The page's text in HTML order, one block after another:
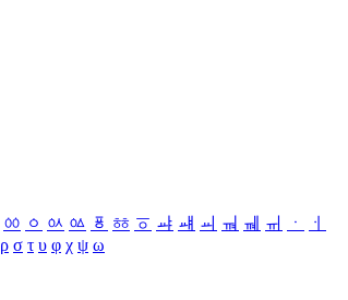
ㆀ ㆁ ㆂ ㆃ ㆄ ㆅ ㆆ ㆇ ㆈ ㆉ ㆊ ㆋ ㆌ ㆍ
ㆎ
ρ σ τ υ φ χ ψ ω